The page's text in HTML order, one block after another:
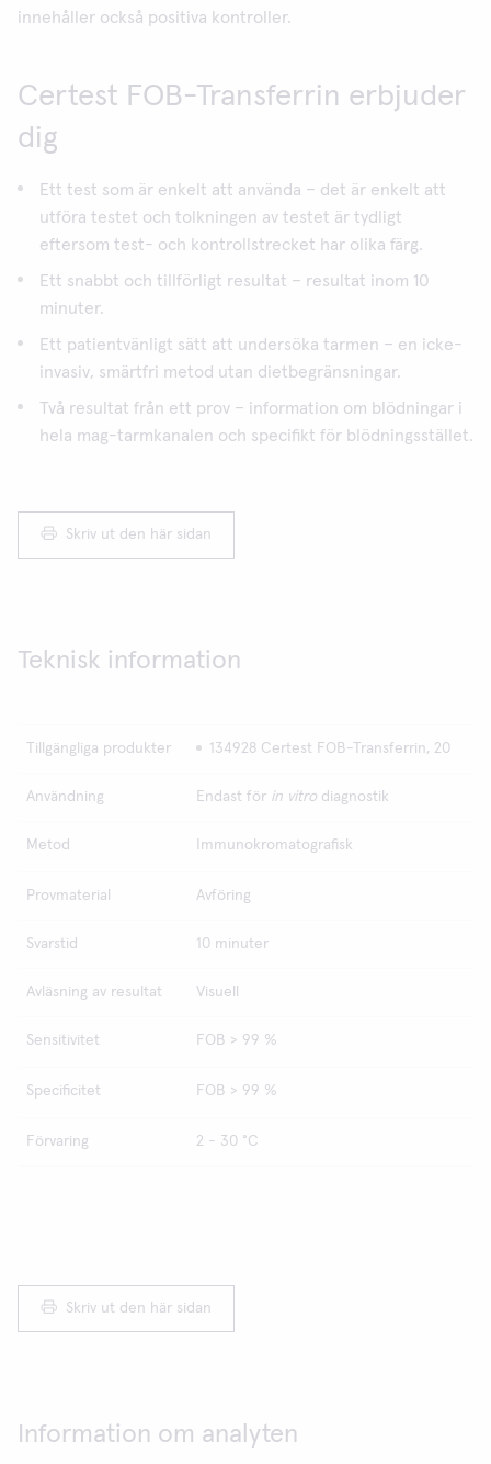
innehåller också positiva kontroller.
Certest FOB-Transferrin erbjuder
dig
Ett test som är enkelt att använda – det är enkelt att
utföra testet och tolkningen av testet är tydligt
eftersom test- och kontrollstrecket har olika färg.
Ett snabbt och tillförligt resultat – resultat inom 10
minuter.
Ett patientvänligt sätt att undersöka tarmen – en icke-
invasiv, smärtfri metod utan dietbegränsningar.
Två resultat från ett prov – information om blödningar i
hela mag-tarmkanalen och specifikt för blödningsstället.
Skriv ut den här sidan
Teknisk information
Tillgängliga produkter 134928 Certest FOB-Transferrin, 20
Användning Endast för in vitro diagnostik
Metod Immunokromatografisk
Provmaterial Avföring
Svarstid 10 minuter
Avläsning av resultat Visuell
Sensitivitet FOB > 99 %
Specificitet FOB > 99 %
Förvaring 2 - 30 °C
Skriv ut den här sidan
Information om analyten